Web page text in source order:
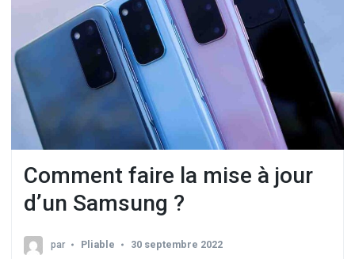
Comment faire la mise à jour
d’un Samsung ?
par Pliable 30 septembre 2022